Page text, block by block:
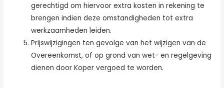
gerechtigd om hiervoor extra kosten in rekening te
brengen indien deze omstandigheden tot extra
werkzaamheden leiden.
Prijswijzigingen ten gevolge van het wijzigen van de
Overeenkomst, of op grond van wet- en regelgeving
dienen door Koper vergoed te worden.